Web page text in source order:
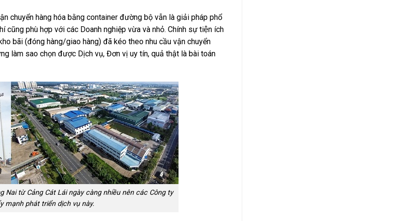
chuyển hàng hóa bằng container đường bộ vẫn là giải pháp phổ
cũng phù hợp với các Doanh nghiệp vừa và nhỏ. Chính sự tiện ích
bãi (đóng hàng/giao hàng) đã kéo theo nhu cầu vận chuyển
làm sao chọn được Dịch vụ, Đơn vị uy tín, quả thật là bài toán
Nai từ Cảng Cát Lái ngày càng nhiều nên các Công ty
mạnh phát triển dịch vụ này.